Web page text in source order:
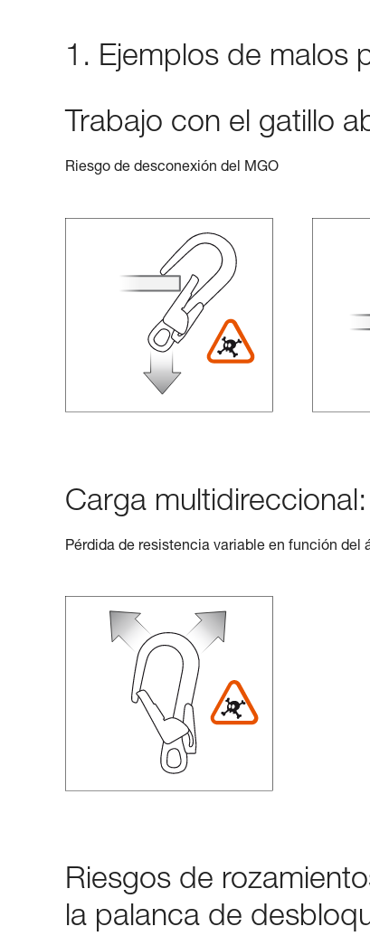
1. Ejemplos de malos
Trabajo con el gatillo
Riesgo de desconexión del MGO
Carga multidireccional:
Pérdida de resistencia variable en función del
Riesgos de
la palanca de